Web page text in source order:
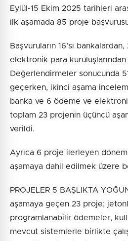
Eylül-15 Ekim 2025 tarihleri
ilk aşamada 85 proje başvurusu
Başvuruların 16’sı
elektronik para
Değerlendirmeler sonucunda
geçerken, ikinci aşama
banka ve 6 ödeme ve
toplam 23 projenin üçüncü
verildi.
Ayrıca 6 proje ilerleyen
aşamaya dahil edilmek üzere
PROJELER 5 BAŞLIKTA
aşamaya geçen 23 proje;
programlanabilir ödemeler,
mevcut sistemlerle birlikte